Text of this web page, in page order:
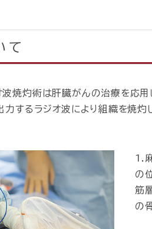
て
焼灼術は肝臓がんの治療を応用
力するラジオ波により組織を焼灼
1.
の
筋
の